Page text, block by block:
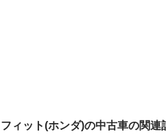
フィット(ホンダ)の中古車の関連